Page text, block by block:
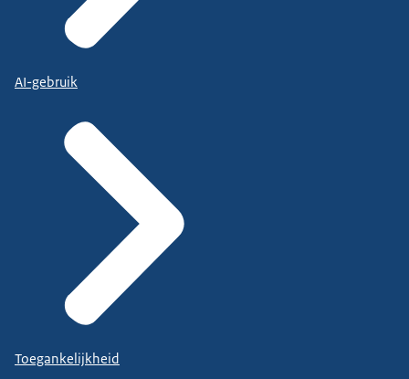
AI-gebruik
Toegankelijkheid